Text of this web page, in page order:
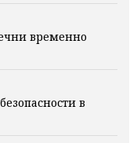
временно
в